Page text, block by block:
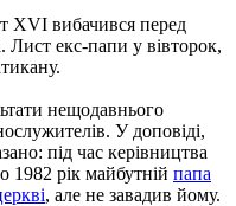
XVI вибачився перед
Лист екс-папи у вівторок,
нещодавнього
У доповіді,
під час керівництва
1982 рік майбутній папа
, але не завадив йому.